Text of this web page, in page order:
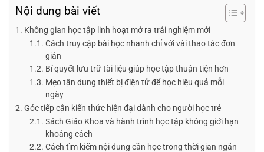
Nội dung bài viết
Không gian học tập linh hoạt mở ra trải nghiệm mới
Cách truy cập bài học nhanh chỉ với vài thao tác đơn
giản
Bí quyết lưu trữ tài liệu giúp học tập thuận tiện hơn
Mẹo tận dụng thiết bị điện tử để học hiệu quả mỗi
ngày
Góc tiếp cận kiến thức hiện đại dành cho người học trẻ
Sách Giáo Khoa và hành trình học tập không giới hạn
khoảng cách
Cách tìm kiếm nội dung cần học trong thời gian ngắn